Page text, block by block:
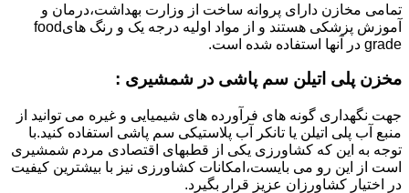
تمامی مخازن دارای پروانه ساخت از وزارت بهداشت،درمان و
آموزش پزشکی هستند و از مواد اولیه درجه یک و رنگ هایfood
grade در آنها استفاده شده است.
مخزن پلی اتیلن سم پاشی در شمشیری :
جهت نگهداری گونه های فرآورده های شیمیایی و غیره می توانید از
منبع آب پلی اتیلن یا تانکر آب پلاستیکی سم پاشی استفاده کنید.با
توجه به این که کشاورزی یکی از قطبهای اقتصادی مردم شمشیری
است از این رو می بایست،امکانات کشاورزی نیز با بیشترین کیفیت
در اختیار کشاورزان عزیز قرار بگیرد.